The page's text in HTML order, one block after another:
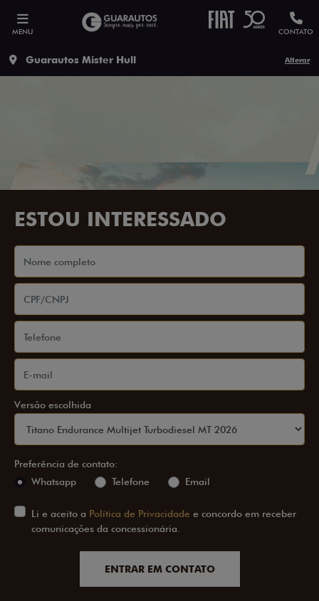
MENU CONTATO
Guarautos Mister Hull Alterar
ESTOU INTERESSADO
Versão escolhida
Preferência de contato:
Whatsapp
Telefone Email
Li e aceito a Política de Privacidade e concordo em receber
comunicações da concessionária.
ENTRAR EM CONTATO